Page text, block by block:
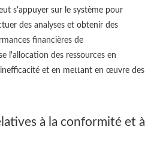
s'appuyer sur le système pour
des analyses et obtenir des
financières de
l'allocation des ressources en
et en mettant en œuvre des
à la conformité et à